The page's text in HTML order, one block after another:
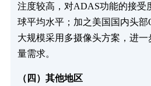
注度较高，对ADAS功能的接受
球平均水平；加之美国国内头
大规模采用多摄像头方案，进
量需求。
（四）其他地区​